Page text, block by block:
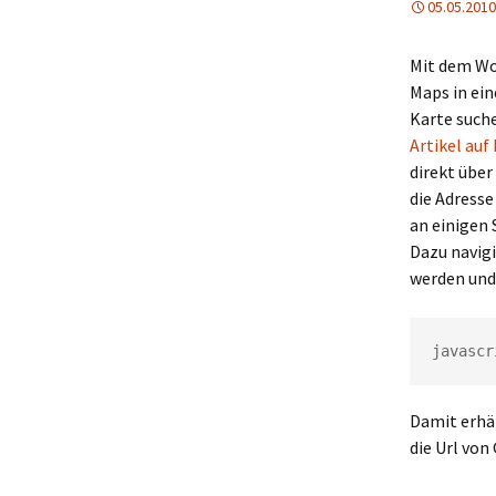
05.05.2010
Mit dem
Maps in
Karte
Artikel auf
direkt über
die
an einigen
Dazu
werden
Damit
die Url von